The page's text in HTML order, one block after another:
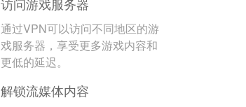
访问游戏服务器
通过VPN可以访问不同地区的游
戏服务器，享受更多游戏内容和
更低的延迟。
解锁流媒体内容